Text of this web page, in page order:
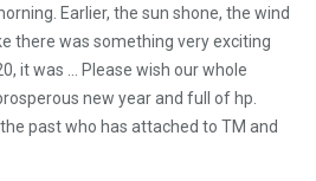
Earlier, the sun shone, the wind
there was something very exciting
it was ... Please wish our whole
new year and full of hp.
past who has attached to TM and